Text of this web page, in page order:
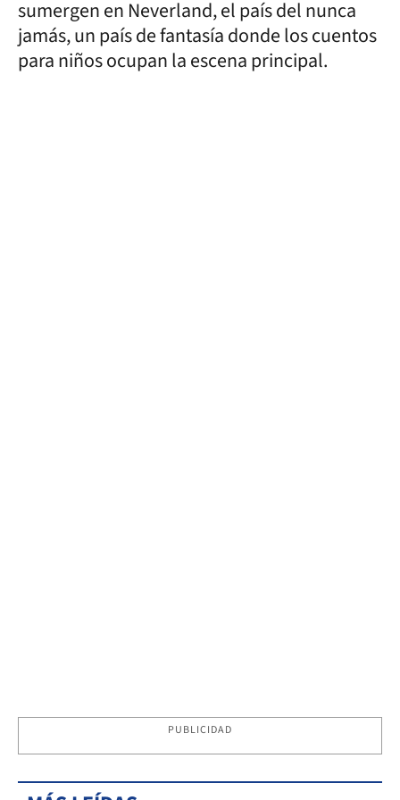
sumergen en Neverland, el país del nunca
jamás, un país de fantasía donde los cuentos
para niños ocupan la escena principal.
PUBLICIDAD